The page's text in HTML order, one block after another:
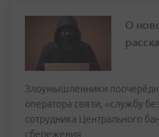
О
Злоумышленники
оператора связи, «службу
сотрудника Центрального
сбережения